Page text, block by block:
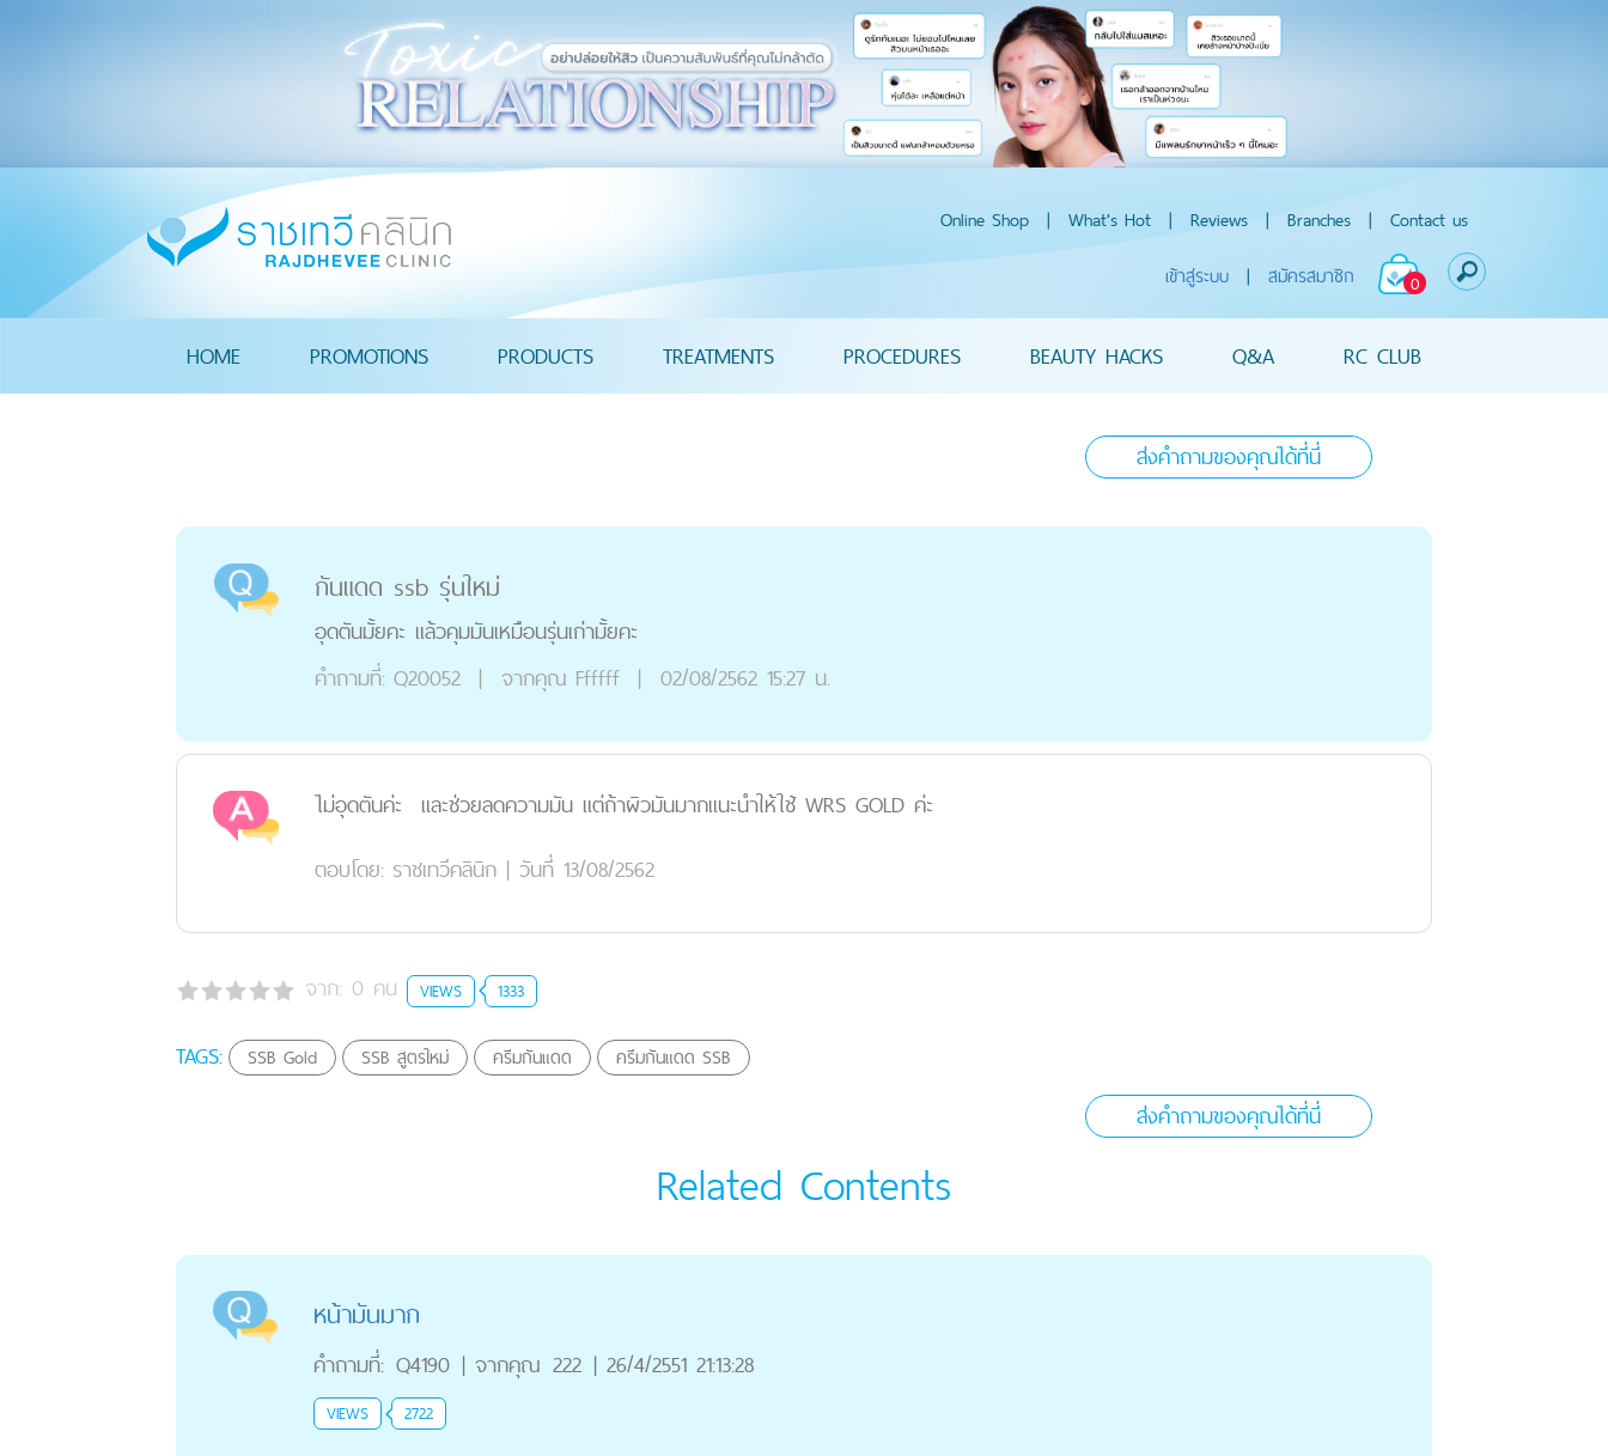
Online Shop | What's Hot | Reviews | Branches | Contact us
0
เข้าสู่ระบบ | สมัครสมาชิก
HOME PROMOTIONS PRODUCTS TREATMENTS PROCEDURES BEAUTY HACKS Q&A RC CLUB
ส่งคำถามของคุณได้ที่นี่
กันแดด ssb รุ่นใหม่
อุดตันมั้ยคะ แล้วคุมมันเหมือนรุ่นเก่ามั้ยคะ
คำถามที่: Q20052 | จากคุณ Ffffff | 02/08/2562 15:27 น.
ไม่อุดตันค่ะ และช่วยลดความมัน แต่ถ้าผิวมันมากแนะนำให้ใช้ WRS GOLD ค่ะ
ตอบโดย: ราชเทวีคลินิก | วันที่ 13/08/2562
จาก: 0 คน VIEWS 1333
TAGS: SSB Gold SSB สูตรใหม่ ครีมกันแดด ครีมกันแดด SSB
ส่งคำถามของคุณได้ที่นี่
Related Contents
หน้ามันมาก
คำถามที่: Q4190 | จากคุณ 222 | 26/4/2551 21:13:28
VIEWS 2722